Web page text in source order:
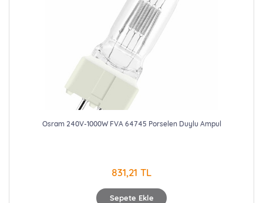
Sepete Ekle
Osram 240V-1000W FVA 64745 Porselen Duylu Ampul
831,21 TL